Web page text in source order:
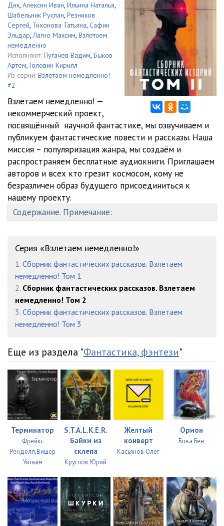
Наталья Ильина - Короткое лето Тесеи 45:52
Руслан Шабельник - Соботы
Сергей Резников - Энигма 48:52
Майк Гелприн - Человеко-глухарский 44:21
Татьяна Тихонова - Задраил люки и лёг на дно 42:30
Эльдар Сафин - Пушкарь и красавица
Максим Лагно - Всевидящее око 26:22
Дик, Алексин Иван, Ильина Наталья,
Шабельник Руслан, Резников
Сергей, Тихонова Татьяна, Сафин
Эльдар,Лагно Максим, Взлетаем
немедленно
Исполняют: Пугачев Вадим, Быков
Артем, Головин Кирилл
Из серии: Взлетаем немедленно!
#2
Взлетаем немедленно! —
некоммерческий проект,
посвящённый научной фантастике, мы озвучиваем и
публикуем фантастические повести и рассказы. Наша
миссия – популяризация жанра, мы создаём и
распространяем бесплатные аудиокниги. Приглашаем
авторов и всех кто грезит космосом, кому не
безразличен образ будущего присоединиться к
нашему проекту.
Содержание. Примечание:
Серия «Взлетаем немедленно!»
1. Сборник фантастических рассказов. Взлетаем
немедленно! Том 1
2. Сборник фантастических рассказов. Взлетаем
немедленно! Том 2
3. Сборник фантастических рассказов. Взлетаем
немедленно! Том 3
Еще из раздела "Фантастика, фэнтези"
Терминатор
Фрейкс
Ренделл,Вишер
Уильям
S.T.А.L.K.Е.R.
Байки из
склепа
Круглов Юрий
Желтый
конверт
Касьянов Олег
Орион
Бова Бен